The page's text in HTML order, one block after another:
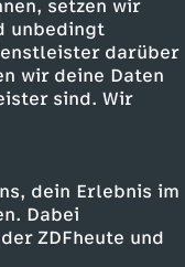
setzen wir
unbedingt
darüber
wir deine Daten
sind. Wir
dein Erlebnis im
Dabei
ZDFheute und